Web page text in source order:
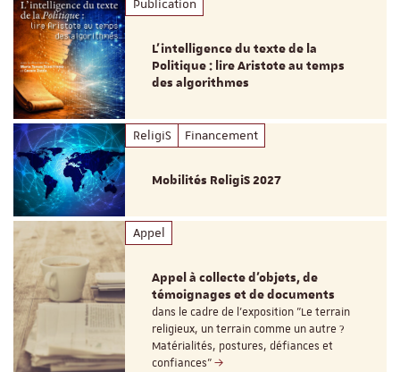
Publication
L’intelligence du texte de la
Politique : lire Aristote au temps
des algorithmes
ReligiS Financement
Mobilités ReligiS 2027
Appel
Appel à collecte d'objets, de
témoignages et de documents
dans le cadre de l'exposition "Le terrain
religieux, un terrain comme un autre ?
Matérialités, postures, défiances et
confiances"